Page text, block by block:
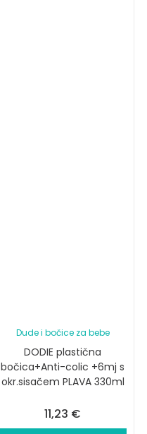
Dude i bočice za bebe
DODIE plastična
bočica+Anti-colic +6mj s
okr.sisačem PLAVA 330ml
11,23 €